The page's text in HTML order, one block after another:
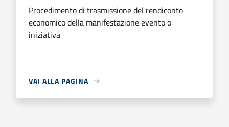
Procedimento di trasmissione del rendiconto
economico della manifestazione evento o
iniziativa
VAI ALLA PAGINA